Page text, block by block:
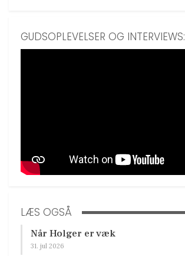
GUDSOPLEVELSER OG INTERVIEWS:
LÆS OGSÅ
Når Holger er væk
31. jul 2026